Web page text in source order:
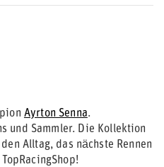
Ayrton Senna.
und Sammler. Die Kollektion
Alltag, das nächste Rennen